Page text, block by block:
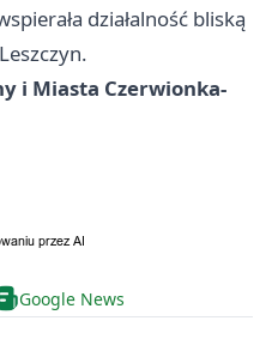
działalność bliską
i Miasta Czerwionka-
Google News